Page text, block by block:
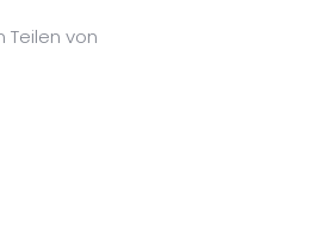
Teilen von